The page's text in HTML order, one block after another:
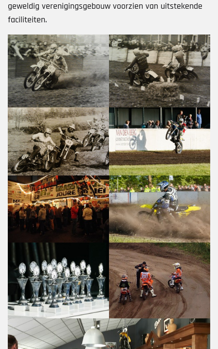
geweldig verenigingsgebouw voorzien van uitstekende
faciliteiten.